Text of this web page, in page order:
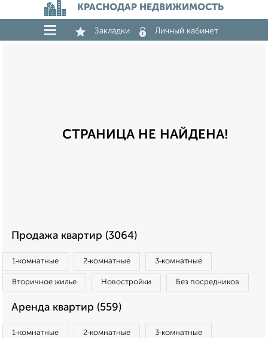
КРАСНОДАР НЕДВИЖИМОСТЬ
Закладки Личный кабинет
СТРАНИЦА НЕ НАЙДЕНА!
Продажа квартир (3064)
1‑комнатные 2‑комнатные 3‑комнатные
Вторичное жилье Новостройки Без посредников
Аренда квартир (559)
1‑комнатные 2‑комнатные 3‑комнатные